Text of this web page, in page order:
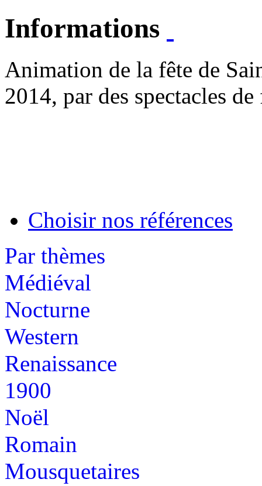
Informations
Animation de la fête de
2014, par des spectacles
Choisir nos références
Par thèmes
Médiéval
Nocturne
Western
Renaissance
1900
Noël
Romain
Mousquetaires